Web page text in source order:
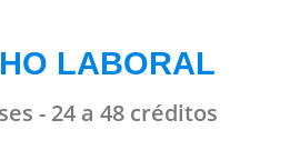
LABORAL
- 24 a 48 créditos